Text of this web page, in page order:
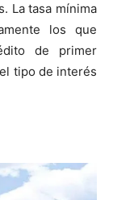
La tasa mínima
los que
de primer
tipo de interés